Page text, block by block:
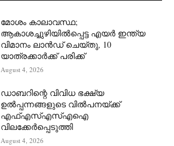
മോശം കാലാവസ്ഥ;
ആകാശച്ചുഴിയില്‍പ്പെട്ട എയര്‍ ഇന്ത്യ
വിമാനം ലാന്‍ഡ് ചെയ്തു, 10
യാത്രക്കാര്‍ക്ക് പരിക്ക്
August 4, 2026
ഡാബറിന്റെ വിവിധ ഭക്ഷ്യ
ഉൽപ്പന്നങ്ങളുടെ വിൽപനയ്ക്ക്
എഫ്എസ്എസ്എഐ
വിലക്കേർപ്പെടുത്തി
August 4, 2026